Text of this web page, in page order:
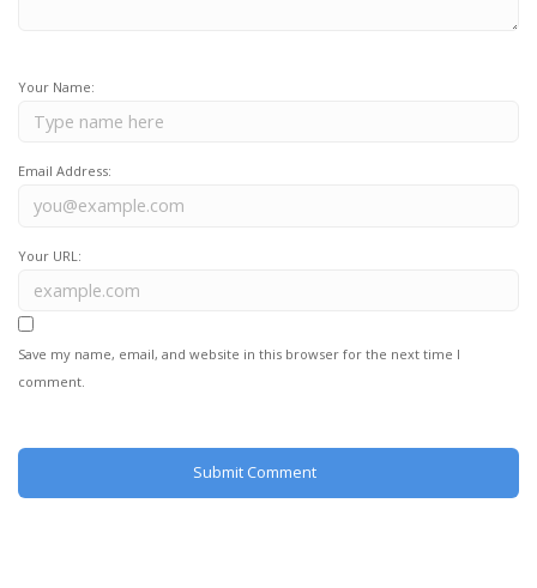
Your Name:
Email Address:
Your URL:
Save my name, email, and website in this browser for the next time I
comment.